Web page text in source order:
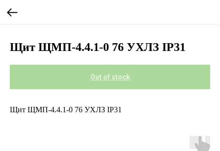
Щит ЩМП-4.4.1-0 76 УХЛЗ IP31
Out of stock
Щит ЩМП-4.4.1-0 76 УХЛЗ IP31